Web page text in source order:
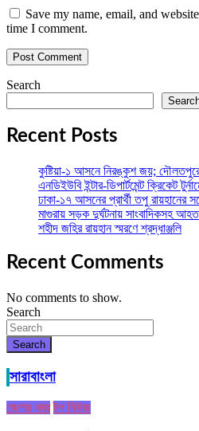
Save my name, email, and
time I comment.
Search
Recent Posts
কুষ্টিয়া-১ আসনে নিরঙ্কুশ জয়;
এনডিইউবি ইন্টার-ডিপার্টমেন্ট ক্রিকেট
ঢাকা-১৭ আসনের প্রার্থী তপু রায়হানের
মাগুরায় সড়ক দুর্ঘটনায় সাংবাদিকসহ
শহীদ জহির রায়হান স্মরণে শ্রদ্ধাঞ্জলি
Recent Comments
No comments to show.
Search
Search
সারাবাংলা
জেলার খবর টপ নিউজ